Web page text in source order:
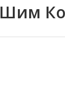
Шим